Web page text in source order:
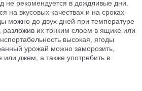
не рекомендуется в дождливые дни.
на вкусовых качествах и на сроках
можно до двух дней при температуре
разложив их тонким слоем в ящике или
высокая, ягоды
урожай можно заморозить,
или джем, а также употребить в